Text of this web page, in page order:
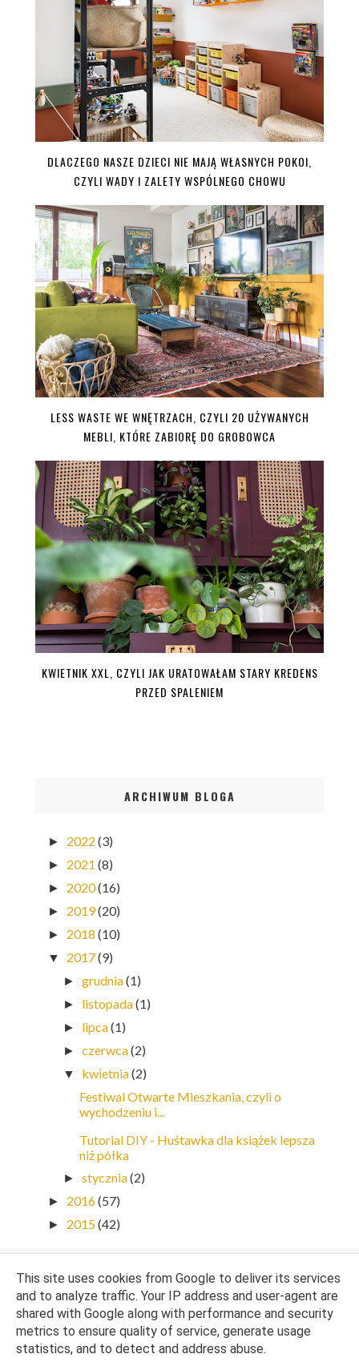
DLACZEGO NASZE DZIECI NIE MAJĄ WŁASNYCH POKOI,
CZYLI WADY I ZALETY WSPÓLNEGO CHOWU
LESS WASTE WE WNĘTRZACH, CZYLI 20 UŻYWANYCH
MEBLI, KTÓRE ZABIORĘ DO GROBOWCA
KWIETNIK XXL, CZYLI JAK URATOWAŁAM STARY KREDENS
PRZED SPALENIEM
ARCHIWUM BLOGA
► 2022 (3)
► 2021 (8)
► 2020(16)
► 2019(20)
► 2018 (10)
▼ 2017(9)
►grudnia(1)
► listopada(1)
► lipca(1)
►czerwca(2)
▼ kwietnia(2)
Festiwal Otwarte Mieszkania, czyli o
wychodzeniu i...
Tutorial DIY - Huśtawka dla książek lepsza
niż półka
►stycznia(2)
► 2016(57)
► 2015(42)
Opiekun bloga:WebLove.PL. Wszelkie prawa zastrzeżone. Kasia Sojka.
This site uses cookies from Google to deliver its services
and to analyze traffic. Your IP address and user-agent are
shared with Google along with performance and security
metrics to ensure quality of service, generate usage
statistics, and to detect and address abuse.